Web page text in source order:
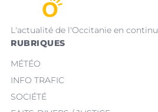
L'actualité de l'Occitanie en continu
RUBRIQUES
MÉTÉO
INFO TRAFIC
SOCIÉTÉ